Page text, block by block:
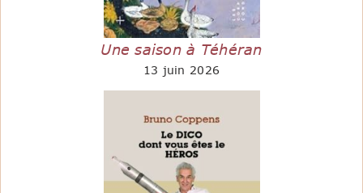
Une saison à Téhéran
13 juin 2026